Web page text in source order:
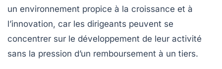
un environnement propice à la croissance et à
l’innovation, car les dirigeants peuvent se
concentrer sur le développement de leur activité
sans la pression d’un remboursement à un tiers.